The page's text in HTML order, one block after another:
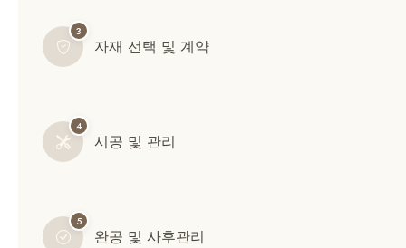
3
자재 선택 및 계약
4
시공 및 관리
5
완공 및 사후관리